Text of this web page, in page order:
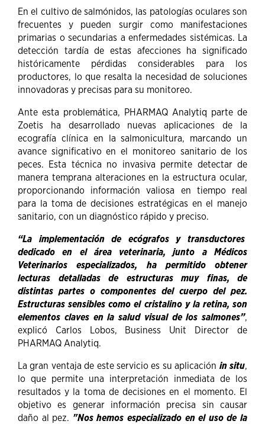
En el cultivo de salmónidos, las patologías oculares son
frecuentes y pueden surgir como manifestaciones
primarias o secundarias a enfermedades sistémicas. La
detección tardía de estas afecciones ha significado
históricamente pérdidas considerables para los
productores, lo que resalta la necesidad de soluciones
innovadoras y precisas para su monitoreo.
Ante esta problemática, PHARMAQ Analytiq parte de
Zoetis ha desarrollado nuevas aplicaciones de la
ecografía clínica en la salmonicultura, marcando un
avance significativo en el monitoreo sanitario de los
peces. Esta técnica no invasiva permite detectar de
manera temprana alteraciones en la estructura ocular,
proporcionando información valiosa en tiempo real
para la toma de decisiones estratégicas en el manejo
sanitario, con un diagnóstico rápido y preciso.
“La implementación de ecógrafos y transductores
dedicado en el área veterinaria, junto a Médicos
Veterinarios especializados, ha permitido obtener
lecturas detalladas de estructuras muy finas, de
distintas partes o componentes del cuerpo del pez.
Estructuras sensibles como el cristalino y la retina, son
elementos claves en la salud visual de los salmones”,
explicó Carlos Lobos, Business Unit Director de
PHARMAQ Analytiq.
La gran ventaja de este servicio es su aplicación in situ,
lo que permite una interpretación inmediata de los
resultados y la toma de decisiones en el momento. El
objetivo es generar información precisa sin causar
daño al pez. "Nos hemos especializado en el uso de la